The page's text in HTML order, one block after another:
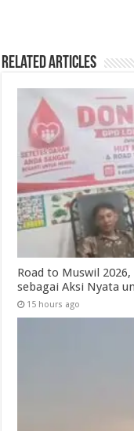
Related Articles
Road to Muswil
sebagai Aksi Nyata
15 hours ago